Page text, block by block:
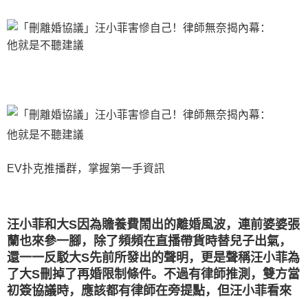
EV扑克推播群，掌握第一手資訊
汪小菲和大S因為贍養費鬧出的離婚風波，連前婆婆張
蘭也來參一腳，除了頻頻在直播帶貨時替兒子出氣，
還一一反駁大S先前所發出的聲明，更是聲稱汪小菲為
了大S刪掉了再婚限制條件。不過有律師推測，雙方當
初簽協議時，應該都有律師在旁提點，但汪小菲看來